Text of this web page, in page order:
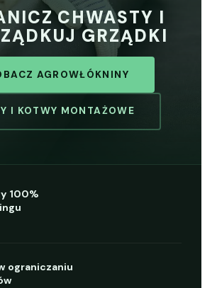
CHWASTY I
GRZĄDKI
AGROWŁÓKNINY
I KOTWY MON­TAŻOWE
100%
ogranicza­niu